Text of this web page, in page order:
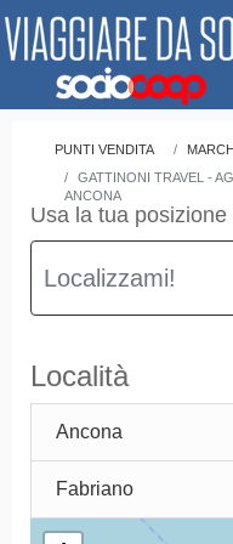
PUNTI VENDITA
GATTINONI TRAVEL -
ANCONA
Usa la tua
Località
Ancona
Fabriano